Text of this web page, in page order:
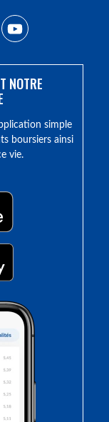
NOTRE
simple
boursiers ainsi
vie.